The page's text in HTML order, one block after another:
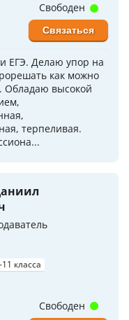
ЕГЭ. Делаю упор на
как можно
Обладаю высокой
терпеливая.
Свободен
Связаться
класса
Свободен